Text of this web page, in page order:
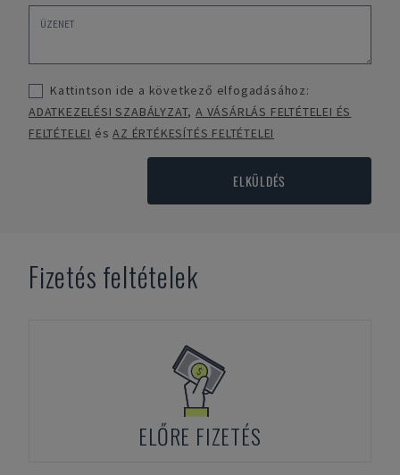
Kattintson ide a következő elfogadásához:
ADATKEZELÉSI SZABÁLYZAT,A VÁSÁRLÁS FELTÉTELEI ÉS
FELTÉTELEI ésAZ ÉRTÉKESÍTÉS FELTÉTELEI
ELKÜLDÉS
Fizetés feltételek
ELŐRE FIZETÉS